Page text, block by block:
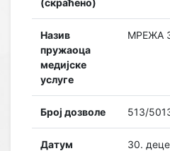
(скраћено)
Назив
пружаоца
медијске
услуге
МРЕЖА
Број дозволе 513/
Датум 30.